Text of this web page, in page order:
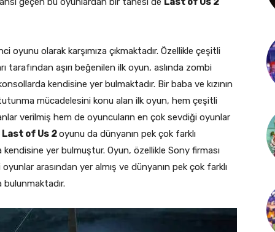
oyunu olarak karşımıza çıkmaktadır. Özellikle çeşitli
aşırı beğenilen ilk oyun, aslında zombi
kendisine yer bulmaktadır. Bir baba ve kızının
mücadelesini konu alan ilk oyun, hem çeşitli
verilmiş hem de oyuncuların en çok sevdiği oyunlar
Last of Us 2oyunu da dünyanın pek çok farklı
yer bulmuştur. Oyun, özellikle Sony firması
arasından yer almış ve dünyanın pek çok farklı